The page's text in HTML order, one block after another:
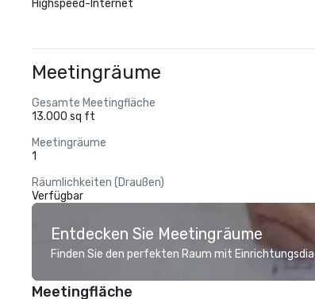
Highspeed-Internet
Meetingräume
Gesamte Meetingfläche
13.000 sq ft
Meetingräume
1
Räumlichkeiten (Draußen)
Verfügbar
Entdecken Sie Meetingräume
Finden Sie den perfekten Raum mit
Meetingfläche